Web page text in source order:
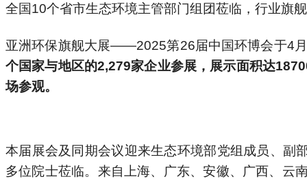
全国10个省市生态环境主管部门组团莅临，行业旗
亚洲环保旗舰大展——2025第26届中国环博会于4
个国家与地区的2,279家企业参展，展示面积达
场参观。
本届展会及同期会议迎来生态环境部党组成员、副
多位院士莅临。来自上海、广东、安徽、广西、云